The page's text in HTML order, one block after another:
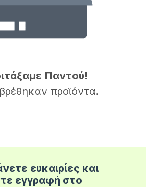
Παντού!
προϊόντα.
ευκαιρίες και
εγγραφή στο